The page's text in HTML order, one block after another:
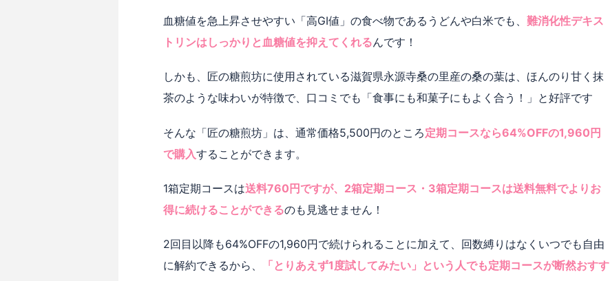
血糖値を急上昇させやすい「高GI値」の食べ物であるうどんや白米でも、 難消化性デキス
トリンはしっかりと血糖値を抑えてくれるんです！
しかも、匠の糖煎坊に使用されている滋賀県永源寺桑の里産の桑の葉は、ほんのり甘く抹
茶のような味わいが特徴で、口コミでも「食事にも和菓子にもよく合う！」と好評です
そんな「匠の糖煎坊」は、通常価格5,500円のところ定期コースなら64%OFFの1,960円
で購入することができます。
1箱定期コースは送料760円ですが、2箱定期コース・3箱定期コースは送料無料でよりお
得に続けることができるのも見逃せません！
2回目以降も64%OFFの1,960円で続けられることに加えて、回数縛りはなくいつでも自由
に解約できるから、
「とりあえず1度試してみたい」という人でも定期コースが断然おすす